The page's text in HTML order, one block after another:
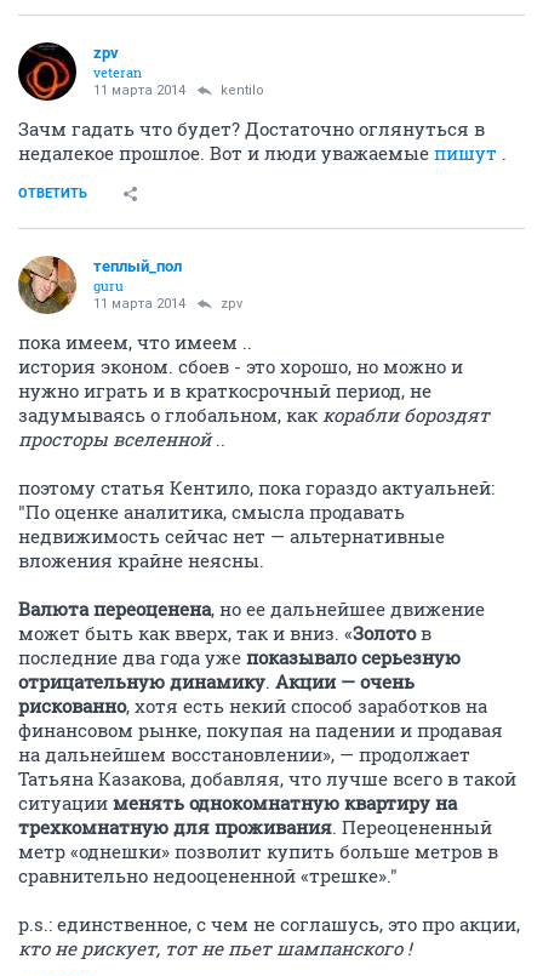
zpv
veteran
11 марта 2014 kentilo
Зачм гадать что будет? Достаточно оглянуться в
недалекое прошлое. Вот и люди уважаемые пишут .
ОТВЕТИТЬ
теплый_пол
guru
11 марта 2014 zpv
пока имеем, что имеем ..
история эконом. сбоев - это хорошо, но можно и
нужно играть и в краткосрочный период, не
задумываясь о глобальном, как корабли бороздят
просторы вселенной..
поэтому статья Кентило, пока гораздо актуальней:
"По оценке аналитика, смысла продавать
недвижимость сейчас нет — альтернативные
вложения крайне неясны.
Валюта переоценена, но ее дальнейшее движение
может быть как вверх, так и вниз. «Золотов
последние два года уже показывало серьезную
отрицательную динамику. Акции — очень
рискованно, хотя есть некий способ заработков на
финансовом рынке, покупая на падении и продавая
на дальнейшем восстановлении», — продолжает
Татьяна Казакова, добавляя, что лучше всего в такой
ситуации менять однокомнатную квартиру на
трехкомнатную для проживания. Переоцененный
метр «однешки» позволит купить больше метров в
сравнительно недооцененной «трешке»."
p.s.: единственное, с чем не соглашусь, это про акции,
кто не рискует, тот не пьет шампанского !